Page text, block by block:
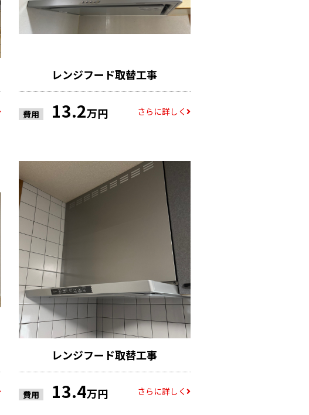
レンジフード取替工事
費用 13.2万円 さらに詳しく
レンジフード取替工事
費用 13.4万円 さらに詳しく